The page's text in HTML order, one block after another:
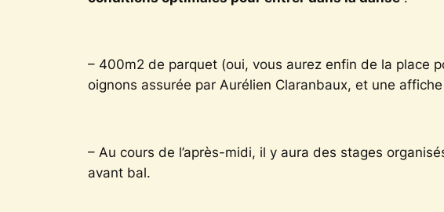
– 400m2 de parquet (oui, vous aurez enfin de la place
oignons assurée par Aurélien Claranbaux, et une
– Au cours de l’après-midi, il y aura des stages
avant bal.